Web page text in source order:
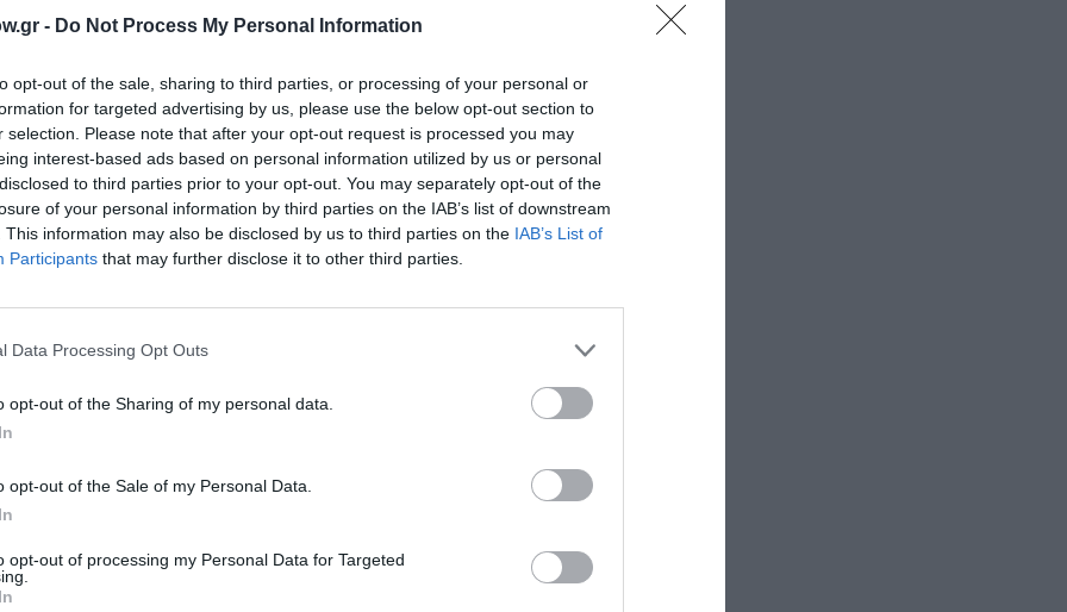
- Do Not Process My Personal Information
opt-out of the sale, sharing to third parties, or processing of your personal or
for targeted advertising by us, please use the below opt-out section to
selection. Please note that after your opt-out request is processed you may
interest-based ads based on personal information utilized by us or personal
to third parties prior to your opt-out. You may separately opt-out of the
of your personal information by third parties on the IAB’s list of downstream
This information may also be disclosed by us to third parties on the IAB’s List of
Participants that may further disclose it to other third parties.
Data Processing Opt Outs
opt-out of the Sharing of my personal data.
opt-out of the Sale of my Personal Data.
opt-out of processing my Personal Data for Targeted
Άρθρα